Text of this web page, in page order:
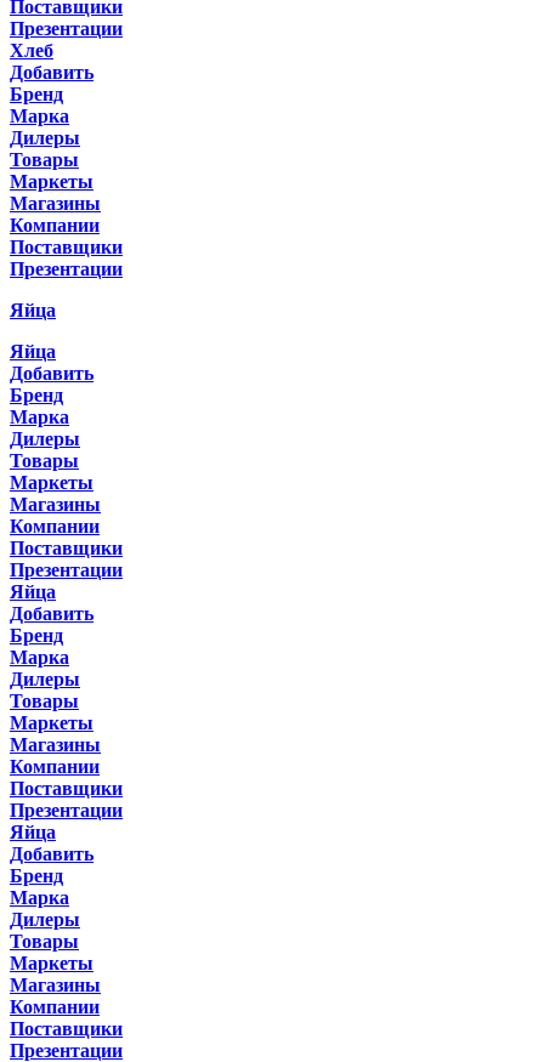
Поставщики
Презентации
Хлеб
Добавить
Бренд
Марка
Дилеры
Товары
Маркеты
Магазины
Компании
Поставщики
Презентации
Яйца
Яйца
Добавить
Бренд
Марка
Дилеры
Товары
Маркеты
Магазины
Компании
Поставщики
Презентации
Яйца
Добавить
Бренд
Марка
Дилеры
Товары
Маркеты
Магазины
Компании
Поставщики
Презентации
Яйца
Добавить
Бренд
Марка
Дилеры
Товары
Маркеты
Магазины
Компании
Поставщики
Презентации